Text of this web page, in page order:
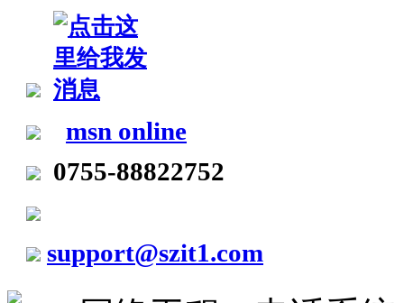
msn online
0755-88822752
support@szit1.com